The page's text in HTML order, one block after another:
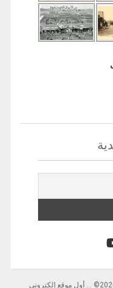
جميع الحقوق محفوظة لصحيفة المراكشية 2005-2026© … أول موقع إلكتروني